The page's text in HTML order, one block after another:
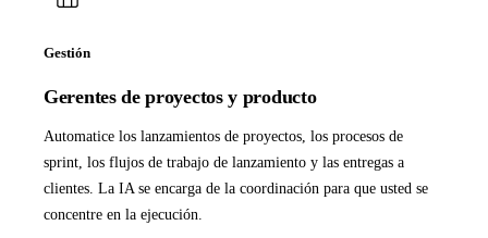
Gestión
Gerentes de proyectos y producto
Automatice los lanzamientos de proyectos, los procesos de
sprint, los flujos de trabajo de lanzamiento y las entregas a
clientes. La IA se encarga de la coordinación para que usted se
concentre en la ejecución.